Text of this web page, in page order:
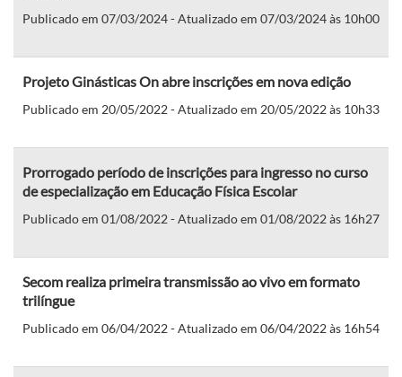
Publicado em 07/03/2024 - Atualizado em 07/03/2024 às 10h00
Projeto Ginásticas On abre inscrições em nova edição
Publicado em 20/05/2022 - Atualizado em 20/05/2022 às 10h33
Prorrogado período de inscrições para ingresso no curso
de especialização em Educação Física Escolar
Publicado em 01/08/2022 - Atualizado em 01/08/2022 às 16h27
Secom realiza primeira transmissão ao vivo em formato
trilíngue
Publicado em 06/04/2022 - Atualizado em 06/04/2022 às 16h54